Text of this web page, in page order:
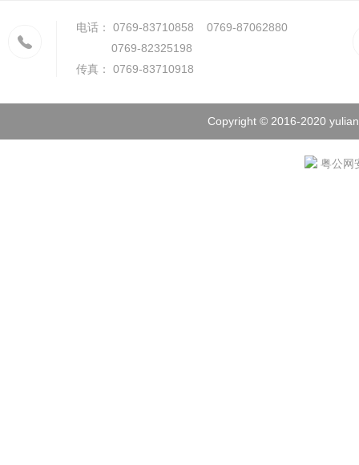
电话： 0769-83710858 0769-87062880
0769-82325198
传真： 0769-83710918
Copyright © 2016-2020
粤公网